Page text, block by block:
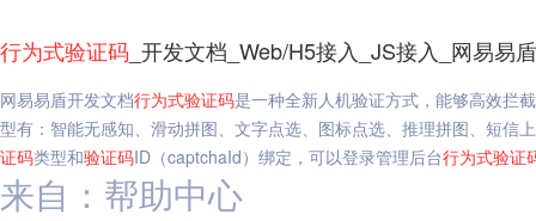
行为式验证码 _开发文档_Web/H5接入_JS接入_网易易盾
网易易盾开发文档行为式验证码是一种全新人机验证方式，能够高效拦
型有：智能无感知、滑动拼图、文字点选、图标点选、推理拼图、短信
证码类型和验证码ID（captchaId）绑定，可以登录管理后台行为式验证
来自：帮助中心